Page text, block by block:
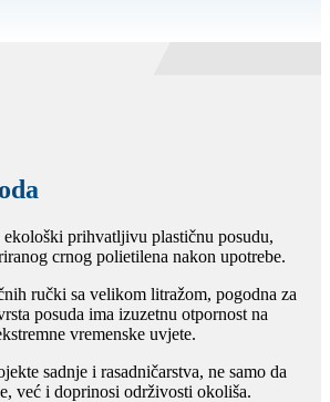
ekološki prihvatljivu plastičnu posudu,
crnog polietilena nakon upotrebe.
ručki sa velikom litražom, pogodna za
posuda ima izuzetnu otpornost na
vremenske uvjete.
sadnje i rasadničarstva, ne samo da
već i doprinosi održivosti okoliša.